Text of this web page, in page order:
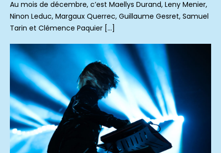
Au mois de décembre, c’est Maellys Durand, Leny Menier,
Ninon Leduc, Margaux Querrec, Guillaume Gesret, Samuel
Tarin et Clémence Paquier […]